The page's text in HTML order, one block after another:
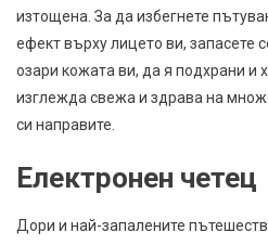
изтощена. За да избегнете
ефект върху лицето ви, запасете
озари кожата ви, да я подхрани и
изглежда свежа и здрава на
си направите.
Електронен четец
Дори и най-запалените